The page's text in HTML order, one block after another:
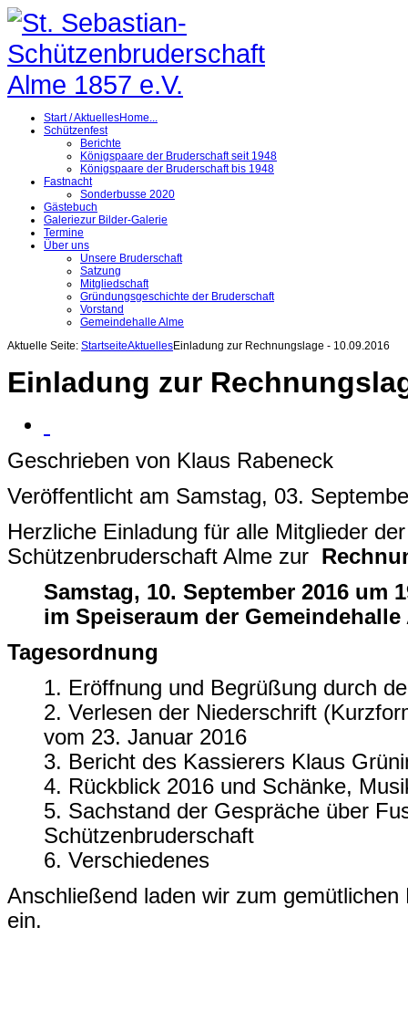
Start / AktuellesHome...
Schützenfest
Berichte
Königspaare der Bruderschaft seit 1948
Königspaare der Bruderschaft bis 1948
Fastnacht
Sonderbusse 2020
Gästebuch
Galeriezur Bilder-Galerie
Termine
Über uns
Unsere Bruderschaft
Satzung
Mitgliedschaft
Gründungsgeschichte der Bruderschaft
Vorstand
Gemeindehalle Alme
Aktuelle Seite: StartseiteAktuellesEinladung zur Rechnungslage - 10.09.2016
Einladung zur
Geschrieben von Klaus Rabeneck
Veröffentlicht am Samstag, 03.
Herzliche Einladung für alle Mitglieder
Schützenbruderschaft Alme zur
Samstag, 10. September 2016 um
im Speiseraum der Gemeindehalle
Tagesordnung
1. Eröffnung und Begrüßung durch
2. Verlesen der Niederschrift
vom 23. Januar 2016
3. Bericht des Kassierers Klaus
4. Rückblick 2016 und Schänke,
5. Sachstand der Gespräche über
Schützenbruderschaft
6. Verschiedenes
Anschließend laden wir zum
ein.